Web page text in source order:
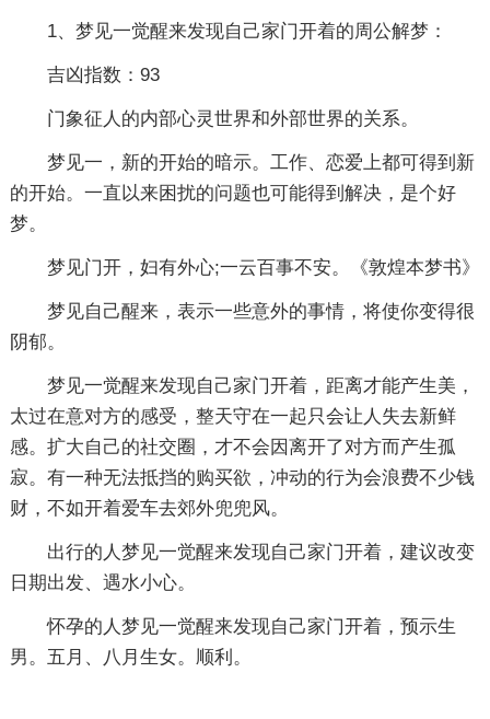
1、梦见一觉醒来发现自己家门开着的周公解梦：
吉凶指数：93
门象征人的内部心灵世界和外部世界的关系。
梦见一，新的开始的暗示。工作、恋爱上都可得到新
的开始。一直以来困扰的问题也可能得到解决，是个好
梦。
梦见门开，妇有外心;一云百事不安。《敦煌本梦书》
梦见自己醒来，表示一些意外的事情，将使你变得很
阴郁。
梦见一觉醒来发现自己家门开着，距离才能产生美，
太过在意对方的感受，整天守在一起只会让人失去新鲜
感。扩大自己的社交圈，才不会因离开了对方而产生孤
寂。有一种无法抵挡的购买欲，冲动的行为会浪费不少钱
财，不如开着爱车去郊外兜兜风。
出行的人梦见一觉醒来发现自己家门开着，建议改变
日期出发、遇水小心。
怀孕的人梦见一觉醒来发现自己家门开着，预示生
男。五月、八月生女。顺利。